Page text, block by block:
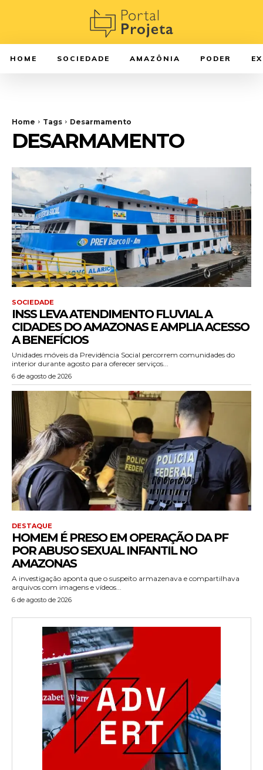
HOME SOCIEDADE AMAZÔNIA PODER
Home Tags Desarmamento
DESARMAMENTO
SOCIEDADE
INSS LEVA ATENDIMENTO FLUVIAL A
CIDADES DO AMAZONAS E AMPLIA ACESSO
A BENEFÍCIOS
Unidades móveis da Previdência Social percorrem comunidades do
interior durante agosto para oferecer serviços...
6 de agosto de 2026
DESTAQUE
HOMEM É PRESO EM OPERAÇÃO DA PF
POR ABUSO SEXUAL INFANTIL NO
AMAZONAS
A investigação aponta que o suspeito armazenava e compartilhava
arquivos com imagens e vídeos...
6 de agosto de 2026